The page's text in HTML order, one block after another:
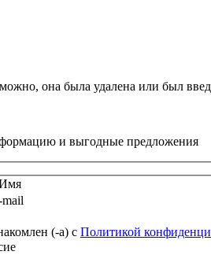
она была удалена или был
и выгодные предложения
(-а) с Политикой